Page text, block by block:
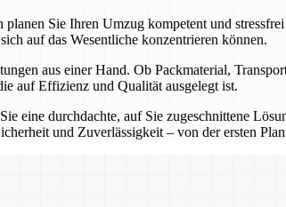
Sie Ihren Umzug kompetent und
auf das Wesentliche konzentrieren können.
aus einer Hand. Ob Packmaterial,
auf Effizienz und Qualität ausgelegt ist.
eine durchdachte, auf Sie zugeschnittene
und Zuverlässigkeit – von der ersten